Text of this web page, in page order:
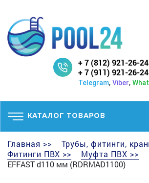
+ 7 (812) 921-26-24
+ 7 (911) 921-26-24
Telegram, Viber,
КАТАЛОГ ТОВАРОВ
Главная >>
Трубы, фитинги,
Фитинги ПВХ >>
Муфта ПВХ >>
EFFAST d110 мм (RDRMAD1100)